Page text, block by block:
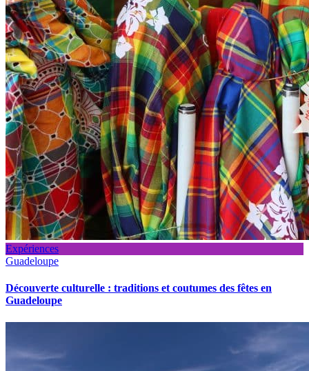
Expériences
Guadeloupe
Découverte culturelle : traditions et coutumes des fêtes en
Guadeloupe